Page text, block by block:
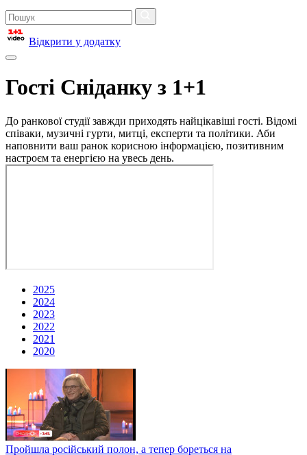
Відкрити у додатку
Гості Сніданку з 1+1
До ранкової студії завжди приходять найцікавіші гості. Відомі
співаки, музичні гурти, митці, експерти та політики. Аби
наповнити ваш ранок корисною інформацією, позитивним
настроєм та енергією на увесь день.
2025
2024
2023
2022
2021
2020
Пройшла російський полон, а тепер бореться на